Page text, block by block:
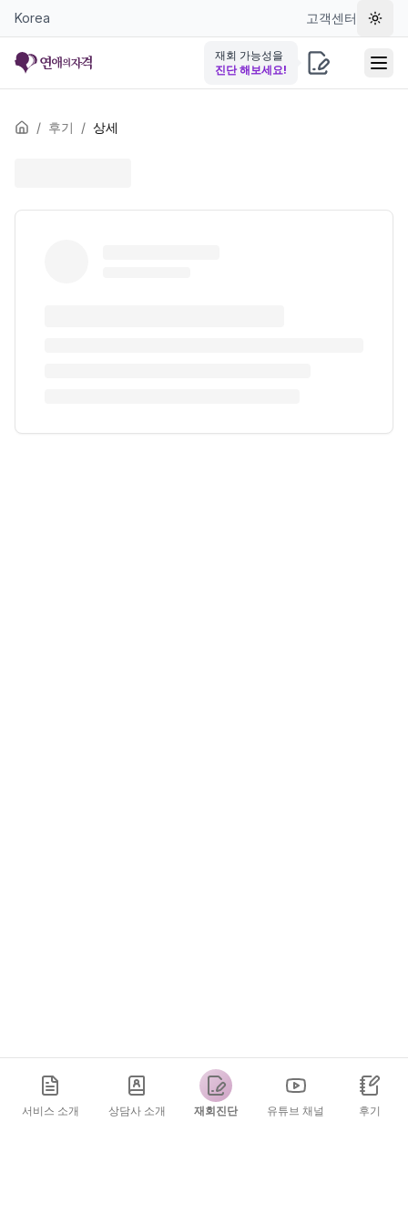
Korea 고객센터 테마
재회 가능성을
진단 해보세요!
/ 후기 / 상세
서비스 소개 상담사 소개 재회진단 유튜브 채널 후기